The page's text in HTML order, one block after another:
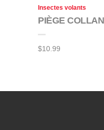
Insectes volants
PIÈGE
$10.99